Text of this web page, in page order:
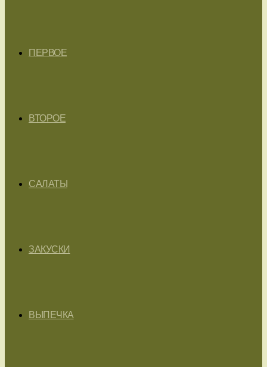
ПЕРВОЕ
ВТОРОЕ
САЛАТЫ
ЗАКУСКИ
ВЫПЕЧКА